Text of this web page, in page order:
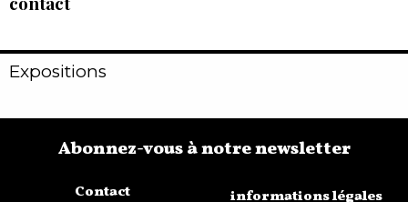
Expositions
Contact
Abonnez-vous à notre newsletter
informations légales